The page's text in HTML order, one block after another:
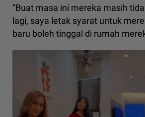
“Buat masa ini mereka masih
lagi, saya letak syarat untuk
baru boleh tinggal di rumah